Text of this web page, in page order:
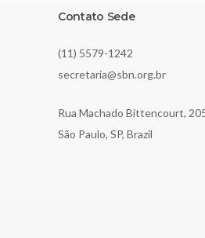
Contato Sede
(11) 5579-1242
secretaria@sbn.org.br
Rua Machado Bittencourt,
São Paulo, SP, Brazil